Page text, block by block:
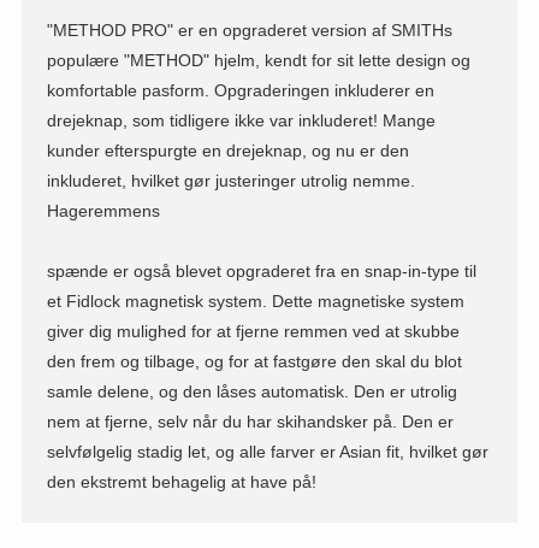
"METHOD PRO" er en opgraderet version af SMITHs
populære "METHOD" hjelm, kendt for sit lette design og
komfortable pasform. Opgraderingen inkluderer en
drejeknap, som tidligere ikke var inkluderet! Mange
kunder efterspurgte en drejeknap, og nu er den
inkluderet, hvilket gør justeringer utrolig nemme.
Hageremmens
spænde er også blevet opgraderet fra en snap-in-type til
et Fidlock magnetisk system. Dette magnetiske system
giver dig mulighed for at fjerne remmen ved at skubbe
den frem og tilbage, og for at fastgøre den skal du blot
samle delene, og den låses automatisk. Den er utrolig
nem at fjerne, selv når du har skihandsker på. Den er
selvfølgelig stadig let, og alle farver er Asian fit, hvilket gør
den ekstremt behagelig at have på!